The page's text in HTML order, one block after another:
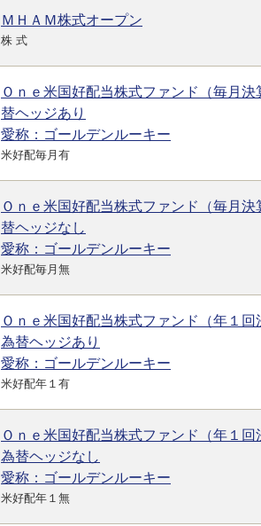
ＭＨＡＭ株式オープン
株 式
Ｏｎｅ米国好配当株式ファンド（毎月決
替ヘッジあり
愛称：ゴールデンルーキー
米好配毎月有
Ｏｎｅ米国好配当株式ファンド（毎月決
替ヘッジなし
愛称：ゴールデンルーキー
米好配毎月無
Ｏｎｅ米国好配当株式ファンド（年１回
為替ヘッジあり
愛称：ゴールデンルーキー
米好配年１有
Ｏｎｅ米国好配当株式ファンド（年１回
為替ヘッジなし
愛称：ゴールデンルーキー
米好配年１無